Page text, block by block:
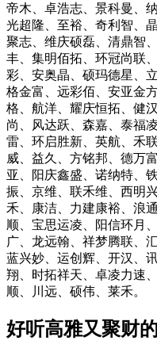
帝木、卓浩志、景科曼、
光超隆、至裕、奇利智、
聚志、维庆硕磊、清鼎智
丰、集明佰拓、环冠尚联
彩、安奥晶、硕玛德星、
格金富、远彩佰、安亚金
格、航洋、耀庆恒拓、健
尚、风达跃、森嘉、泰福
雷、环启胜新、英航、禾
威、益久、方铭邦、德万
亚、阳庆鑫盛、诺纳特、
振、京维、联禾维、西明
禾、康洁、力建康裕、浪
顺、宝思运凌、阳信环月
广、龙远翰、祥梦腾联、
蓝兴妙、运创辉、开汉、
翔、时拓祥天、卓凌力速
顺、川远、硕伟、莱禾。
好听高雅又聚财